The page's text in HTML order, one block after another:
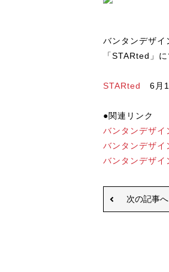
バンタンデザイ
「STARted」
STARted 6月1
●関連リンク
バンタンデザイ
バンタンデザイ
バンタンデザイ
次の記事へ